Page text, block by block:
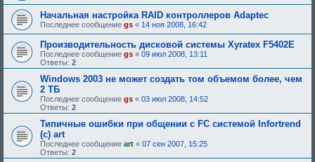
Начальная настройка RAID контроллеров Adaptec
Последнее сообщение gs « 14 ноя 2008, 16:42
Производительность дисковой системы Xyratex F5402E
Последнее сообщение gs « 09 июл 2008, 13:11
Ответы: 2
Windows 2003 не может создать том объемом более, чем
2 ТБ
Последнее сообщение gs « 03 июл 2008, 14:52
Ответы: 2
Типичные ошибки при общении с FC системой Infortrend
(c) art
Последнее сообщение art « 07 сен 2007, 15:25
Ответы: 2